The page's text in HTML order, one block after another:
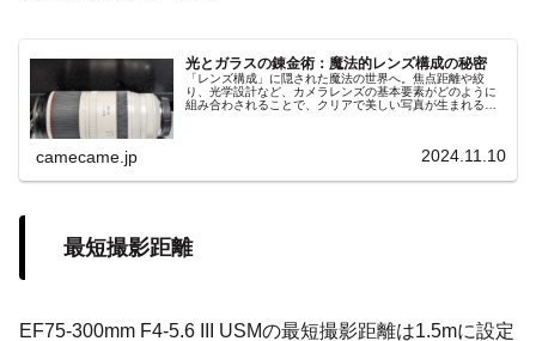
光とガラスの錬金術：魔法的レンズ構成の秘密
「レンズ構成」に隠された魔法の世界へ。焦点距離や絞
り、光学設計など、カメラレンズの基本要素がどのように
組み合わされることで、クリアで美しい写真が生まれるの
camecame.jp 2024.11.10
最短撮影距離
EF75-300mm F4-5.6 III USMの最短撮影距離は1.5mに設定